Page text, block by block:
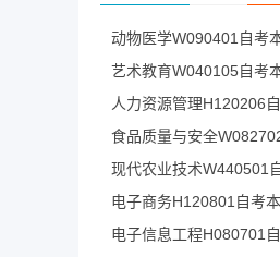
动物医学W090401自考
艺术教育W040105自考
人力资源管理H120206
食品质量与安全
现代农业技术W440501
电子商务H120801自考
电子信息工程H080701